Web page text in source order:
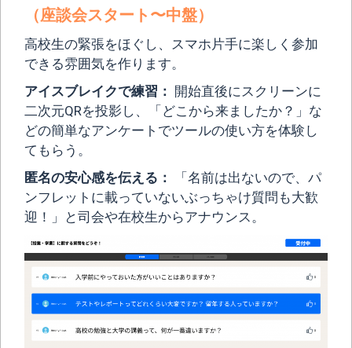
（座談会スタート〜中盤）
高校生の緊張をほぐし、スマホ片手に楽しく参加
できる雰囲気を作ります。
アイスブレイクで練習： 開始直後にスクリーンに
二次元QRを投影し、「どこから来ましたか？」な
どの簡単なアンケートでツールの使い方を体験し
てもらう。
匿名の安心感を伝える：
「名前は出ないので、パ
ンフレットに載っていないぶっちゃけ質問も大歓
迎！」と司会や在校生からアナウンス。